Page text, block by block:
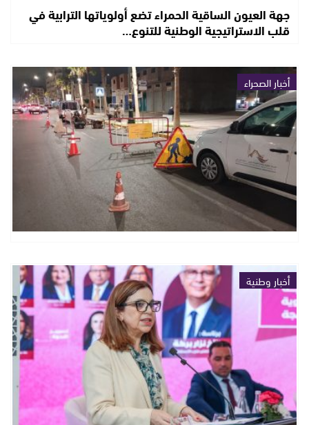
جهة العيون الساقية الحمراء تضع أولوياتها الترابية في
قلب الاستراتيجية الوطنية للتنوع…
أخبار الصحراء
أخبار وطنية